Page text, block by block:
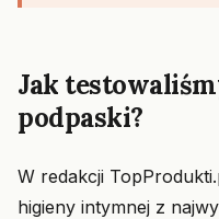
Jak
podpaski?
W redakcji
higieny intymnej z